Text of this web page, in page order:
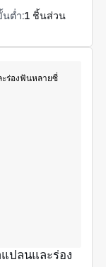
นต่ำ:1 ชิ้นส่วน
ปลนและร่อง